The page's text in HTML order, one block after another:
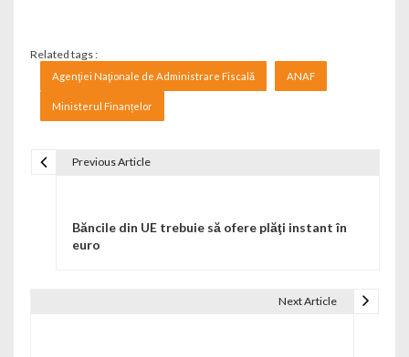
Related tags :
Agenţiei Naţionale de Administrare Fiscală ANAF
Ministerul Finanțelor
Previous Article
Băncile din UE trebuie să ofere plăţi instant în
euro
Next Article